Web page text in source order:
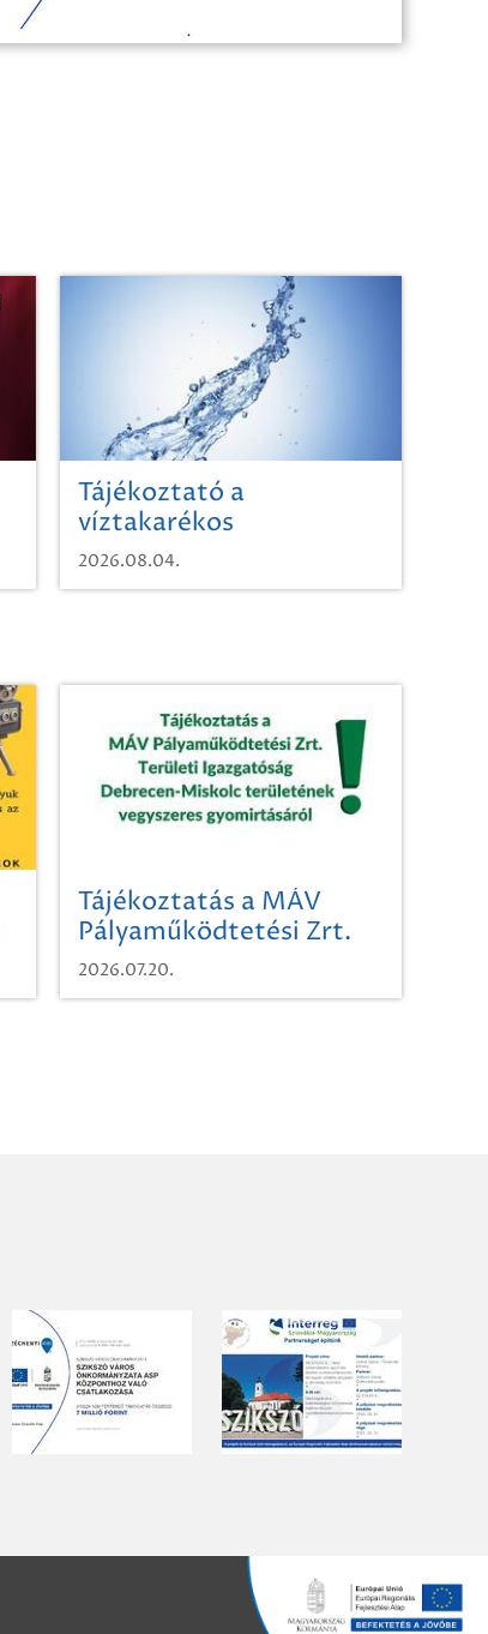
Tájékoztató a
víztakarékos
vízhasználatról
2026.08.04.
Tájékoztatás a MÁV
Pályaműködtetési Zrt.
Területi Igazgatóság
Debrecen-Miskolc
2026.07.20.